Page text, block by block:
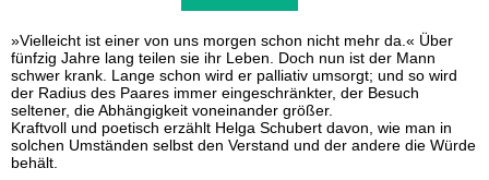
»Vielleicht ist einer von uns morgen schon nicht mehr da.« Über
fünfzig Jahre lang teilen sie ihr Leben. Doch nun ist der Mann
schwer krank. Lange schon wird er palliativ umsorgt; und so wird
der Radius des Paares immer eingeschränkter, der Besuch
seltener, die Abhängigkeit voneinander größer.
Kraftvoll und poetisch erzählt Helga Schubert davon, wie man in
solchen Umständen selbst den Verstand und der andere die Würde
behält.